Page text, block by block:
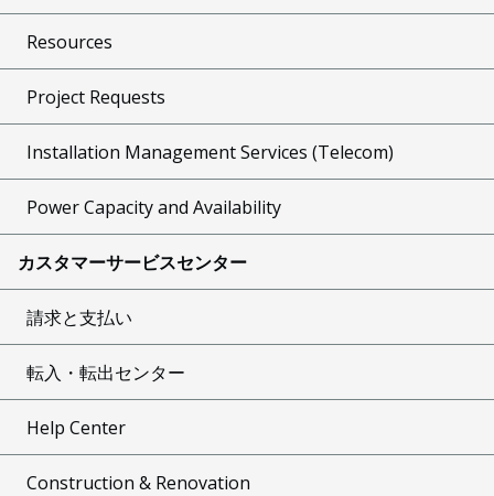
Resources
Project Requests
Installation Management Services (Telecom)
Power Capacity and Availability
カスタマーサービスセンター
請求と支払い
転入・転出センター
Help Center
Construction & Renovation